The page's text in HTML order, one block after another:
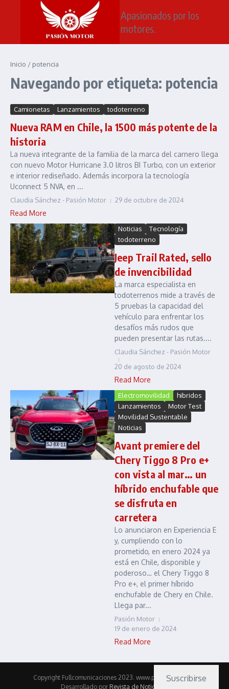
Saltar al contenido
Apasionados por los
motores.
Inicio / potencia
Navegando por etiqueta: potencia
Camionetas Lanzamientos todoterreno
Nueva RAM en Chile, la 1500 más potente de la
historia
La nueva integrante de la familia de la marca del carnero llega
con nuevo Motor Hurricane 3.0 litros BI Turbo, con un exterior
e interior rediseñado. Además incorpora la tecnología
Uconnect 5 NVA, en ...
Claudia Sánchez - Pasión Motor 29 de octubre de 2024
Read More
Noticias
Tecnología
todoterreno
Jeep Trail Rated, sello
de invencibilidad
La marca especialista en
todoterrenos mide a través de
5 pruebas la capacidad del
vehículo para enfrentar los
desafíos más rudos que
pueden presentar las rutas....
Claudia Sánchez - Pasión Motor
20 de agosto de 2024
Read More
Electromovilidad
hibridos
Lanzamientos
Motor Test
Movilidad Sustentable
Noticias
Avant premiere del
Chery Tiggo 8 Pro e+
con vista al mar… un
híbrido enchufable que
se disfruta en
carretera
Lo anunciaron en Experiencia E
y, cumpliendo con lo
prometido, en enero 2024 ya
está en Chile, disponible y
poderoso… el Chery Tiggo 8
Pro e+, el primer híbrido
enchufable de Chery en Chile.
Llega par...
Pasión Motor
19 de enero de 2024
Read More
Copyright Fullcomunicaciones 2023. www.pasionmotor.cl |
Desarrollado por Revista de Noticias X
Suscribirse